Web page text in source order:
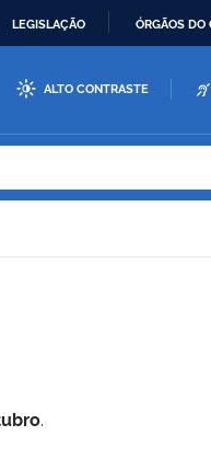
LEGISLAÇÃO ÓRGÃOS DO
ALTO CONTRASTE
.